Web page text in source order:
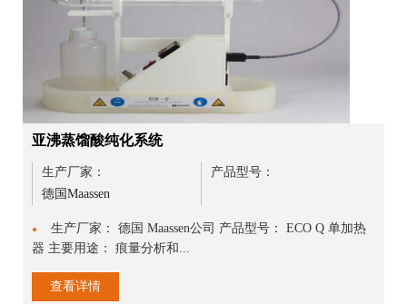
亚沸蒸馏酸纯化系统
生产厂家：
德国Maassen
产品型号：
●
生产厂家： 德国 Maassen公司 产品型号： ECO Q 单加热
器 主要用途： 痕量分析和...
查看详情